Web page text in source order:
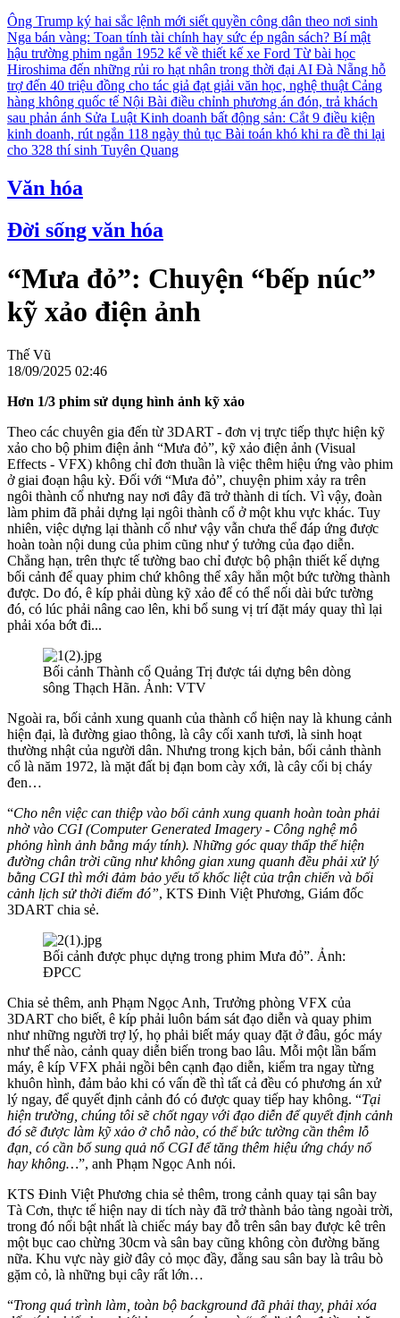
Ông Trump ký hai sắc lệnh mới siết quyền công dân theo nơi sinh
Nga bán vàng: Toan tính tài chính hay sức ép ngân sách? Bí mật
hậu trường phim ngắn 1952 kể về thiết kế xe Ford Từ bài học
Hiroshima đến những rủi ro hạt nhân trong thời đại AI Đà Nẵng hỗ
trợ đến 40 triệu đồng cho tác giả đạt giải văn học, nghệ thuậtCảng
hàng không quốc tế Nội Bài điều chỉnh phương án đón, trả khách
sau phản ánh Sửa Luật Kinh doanh bất động sản: Cắt 9 điều kiện
kinh doanh, rút ngắn 118 ngày thủ tục Bài toán khó khi ra đề thi lại
cho 328 thí sinh Tuyên Quang
Văn hóa
Đời sống văn hóa
“Mưa đỏ”: Chuyện “bếp núc”
kỹ xảo điện ảnh
Thế Vũ
18/09/2025 02:46
Hơn 1/3 phim sử dụng hình ảnh kỹ xảo
Theo các chuyên gia đến từ 3DART - đơn vị trực tiếp thực hiện kỹ
xảo cho bộ phim điện ảnh “Mưa đỏ”, kỹ xảo điện ảnh (Visual
Effects - VFX) không chỉ đơn thuần là việc thêm hiệu ứng vào phim
ở giai đoạn hậu kỳ. Đối với “Mưa đỏ”, chuyện phim xảy ra trên
ngôi thành cổ nhưng nay nơi đây đã trở thành di tích. Vì vậy, đoàn
làm phim đã phải dựng lại ngôi thành cổ ở một khu vực khác. Tuy
nhiên, việc dựng lại thành cổ như vậy vẫn chưa thể đáp ứng được
hoàn toàn nội dung của phim cũng như ý tưởng của đạo diễn.
Chẳng hạn, trên thực tế tường bao chỉ được bộ phận thiết kế dựng
bối cảnh để quay phim chứ không thể xây hẳn một bức tường thành
được. Do đó, ê kíp phải dùng kỹ xảo để có thể nối dài bức tường
đó, có lúc phải nâng cao lên, khi bổ sung vị trí đặt máy quay thì lại
phải xóa bớt đi...
Bối cảnh Thành cổ Quảng Trị được tái dựng bên dòng
sông Thạch Hãn. Ảnh: VTV
Ngoài ra, bối cảnh xung quanh của thành cổ hiện nay là khung cảnh
hiện đại, là đường giao thông, là cây cối xanh tươi, là sinh hoạt
thường nhật của người dân. Nhưng trong kịch bản, bối cảnh thành
cổ là năm 1972, là mặt đất bị đạn bom cày xới, là cây cối bị cháy
đen…
“Cho nên việc can thiệp vào bối cảnh xung quanh hoàn toàn phải
nhờ vào CGI (Computer Generated Imagery - Công nghệ mô
phỏng hình ảnh bằng máy tính). Những góc quay thấp thể hiện
đường chân trời cũng như không gian xung quanh đều phải xử lý
bằng CGI thì mới đảm bảo yếu tố khốc liệt của trận chiến và bối
cảnh lịch sử thời điểm đó”, KTS Đinh Việt Phương, Giám đốc
3DART chia sẻ.
Bối cảnh được phục dựng trong phim Mưa đỏ”. Ảnh:
ĐPCC
Chia sẻ thêm, anh Phạm Ngọc Anh, Trưởng phòng VFX của
3DART cho biết, ê kíp phải luôn bám sát đạo diễn và quay phim
như những người trợ lý, họ phải biết máy quay đặt ở đâu, góc máy
như thế nào, cảnh quay diễn biến trong bao lâu. Mỗi một lần bấm
máy, ê kíp VFX phải ngồi bên cạnh đạo diễn, kiểm tra ngay từng
khuôn hình, đảm bảo khi có vấn đề thì tất cả đều có phương án xử
lý ngay, để quyết định cảnh đó có được quay tiếp hay không. “Tại
hiện trường, chúng tôi sẽ chốt ngay với đạo diễn để quyết định cảnh
đó sẽ được làm kỹ xảo ở chỗ nào, có thể bức tường cần thêm lỗ
đạn, có cần bổ sung quả nổ CGI để tăng thêm hiệu ứng cháy nổ
hay không…”, anh Phạm Ngọc Anh nói.
KTS Đinh Việt Phương chia sẻ thêm, trong cảnh quay tại sân bay
Tà Cơn, thực tế hiện nay di tích này đã trở thành bảo tàng ngoài trời,
trong đó nổi bật nhất là chiếc máy bay đỗ trên sân bay được kê trên
một bục cao chừng 30cm và sân bay cũng không còn đường băng
nữa. Khu vực này giờ đây cỏ mọc đầy, đằng sau sân bay là trâu bò
gặm cỏ, là những bụi cây rất lớn…
“Trong quá trình làm, toàn bộ background đã phải thay, phải xóa